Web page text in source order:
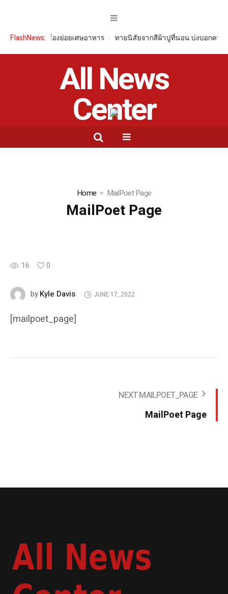
FlashNews:
ริ้นท์ด้วยเครื่องย่อยเศษอาหาร ทายนิสัยจากสีผ้าปูที่นอน บ่งบอกความ
All News
Center
Home MailPoet Page
MailPoet Page
16 0
byKyle Davis JUNE 17, 2022
[mailpoet_page]
NEXT MAILPOET_PAGE
MailPoet Page